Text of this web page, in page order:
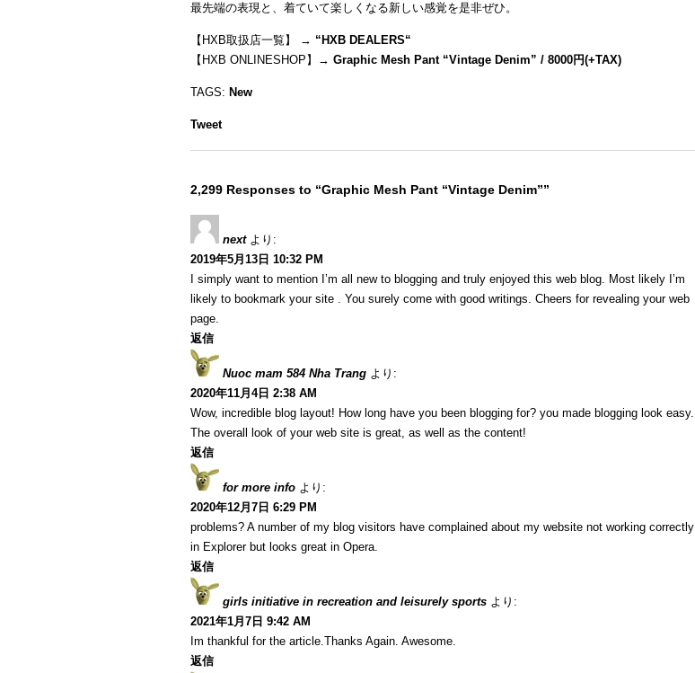
最先端の表現と、着ていて楽しくなる新しい感覚を是非ぜひ。
【HXB取扱店一覧】 → “ HXB DEALERS“
【HXB ONLINESHOP】→ Graphic Mesh Pant “Vintage Denim” / 8000円(+TAX)
TAGS: New
Tweet
2,299 Responses to “Graphic Mesh Pant “Vintage Denim””
next より:
2019年5月13日 10:32 PM
I simply want to mention I’m all new to blogging and truly enjoyed this web blog. Most likely I’m
likely to bookmark your site . You surely come with good writings. Cheers for revealing your web
page.
返信
Nuoc mam 584 Nha Trang より:
2020年11月4日 2:38 AM
Wow, incredible blog layout! How long have you been blogging for? you made blogging look easy.
The overall look of your web site is great, as well as the content!
返信
for more info より:
2020年12月7日 6:29 PM
problems? A number of my blog visitors have complained about my website not working correctly
in Explorer but looks great in Opera.
返信
girls initiative in recreation and leisurely sports より:
2021年1月7日 9:42 AM
Im thankful for the article.Thanks Again. Awesome.
返信